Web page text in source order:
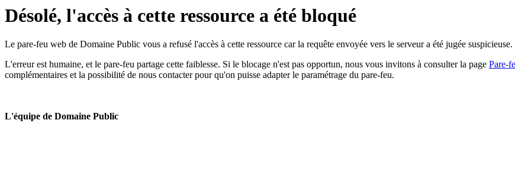
Désolé, l'accès à cette ressource a été bloqué
Le pare-feu web de Domaine Public vous a refusé l'accès à cette ressource car la requête envoyée vers le serveur a été jugée suspicieuse.
L'erreur est humaine, et le pare-feu partage cette faiblesse. Si le blocage n'est pas opportun, nous vous invitons à consulter la page Pare-
complémentaires et la possibilité de nous contacter pour qu'on puisse adapter le paramétrage du pare-feu.
L'équipe de Domaine Public